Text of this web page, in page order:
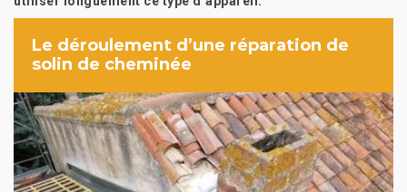
Le déroulement d’une réparation de
solin de cheminée